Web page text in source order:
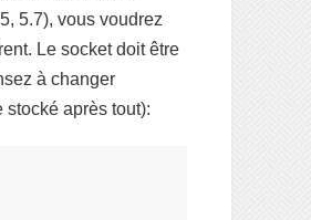
5.7), vous voudrez
Le socket doit être
à changer
après tout):